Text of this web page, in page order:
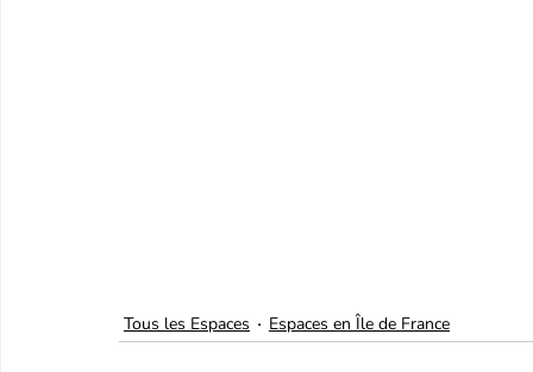
Tous les Espaces Espaces en Île de France